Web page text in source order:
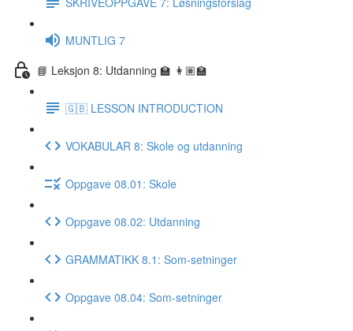
MUNTLIG 7
📘 Leksjon 8: Utdanning 🏫 👩🏽‍🏫
🇬🇧 LESSON INTRODUCTION
VOKABULAR 8: Skole og utdanning
Oppgave 08.01: Skole
Oppgave 08.02: Utdanning
GRAMMATIKK 8.1: Som-setninger
Oppgave 08.04: Som-setninger